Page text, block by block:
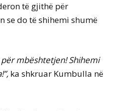
të gjithë për
se do të shihemi shumë
mbështetjen! Shihemi
ka shkruar Kumbulla në